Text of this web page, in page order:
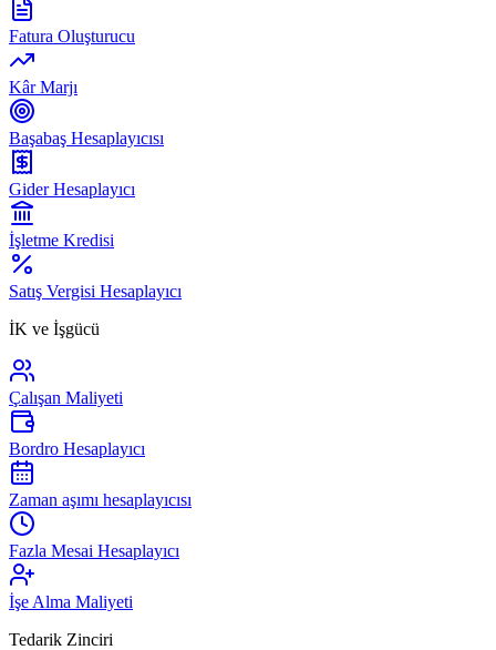
Fatura Oluşturucu
Kâr Marjı
Başabaş Hesaplayıcısı
Gider Hesaplayıcı
İşletme Kredisi
Satış Vergisi Hesaplayıcı
İK ve İşgücü
Çalışan Maliyeti
Bordro Hesaplayıcı
Zaman aşımı hesaplayıcısı
Fazla Mesai Hesaplayıcı
İşe Alma Maliyeti
Tedarik Zinciri